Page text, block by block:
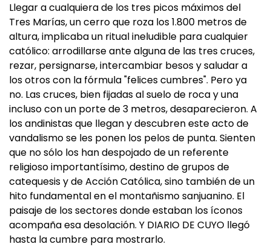
Llegar a cualquiera de los tres picos máximos del
Tres Marías, un cerro que roza los 1.800 metros de
altura, implicaba un ritual ineludible para cualquier
católico: arrodillarse ante alguna de las tres cruces,
rezar, persignarse, intercambiar besos y saludar a
los otros con la fórmula "felices cumbres". Pero ya
no. Las cruces, bien fijadas al suelo de roca y una
incluso con un porte de 3 metros, desaparecieron. A
los andinistas que llegan y descubren este acto de
vandalismo se les ponen los pelos de punta. Sienten
que no sólo los han despojado de un referente
religioso importantísimo, destino de grupos de
catequesis y de Acción Católica, sino también de un
hito fundamental en el montañismo sanjuanino. El
paisaje de los sectores donde estaban los íconos
acompaña esa desolación. Y DIARIO DE CUYO llegó
hasta la cumbre para mostrarlo.